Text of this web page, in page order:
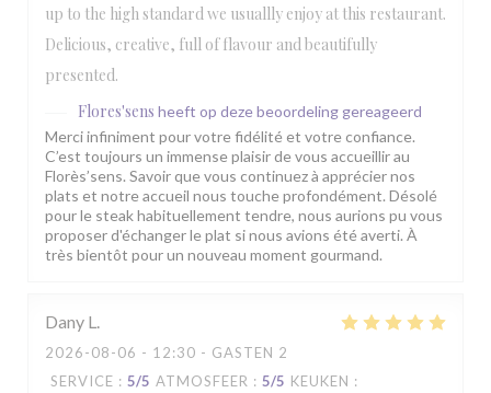
up to the high standard we usuallly enjoy at this restaurant.
Delicious, creative, full of flavour and beautifully
presented.
Flores'sens heeft op deze beoordeling gereageerd
Merci infiniment pour votre fidélité et votre confiance.
C’est toujours un immense plaisir de vous accueillir au
Florès’sens. Savoir que vous continuez à apprécier nos
plats et notre accueil nous touche profondément. Désolé
pour le steak habituellement tendre, nous aurions pu vous
proposer d'échanger le plat si nous avions été averti. À
très bientôt pour un nouveau moment gourmand.
Dany L
2026-08-06 - 12:30 - GASTEN 2
SERVICE : 5/5 ATMOSFEER : 5/5 KEUKEN :